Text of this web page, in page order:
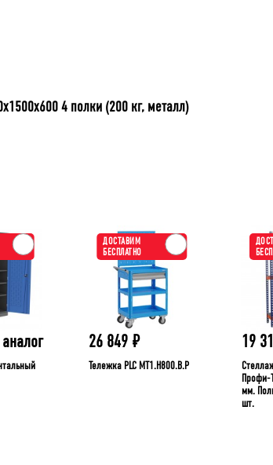
4 полки (200 кг, металл)
ДОСТАВИМ
БЕСПЛАТНО
26 849 ₽
Тележка PLC МT1.H800.В.Р
19
Профи-
мм.
шт.